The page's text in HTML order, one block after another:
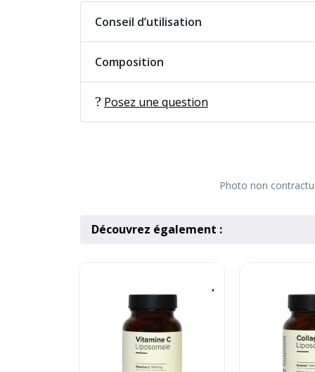
Conseil d’utilisation
Composition
Posez une question
Photo non
Découvrez également :